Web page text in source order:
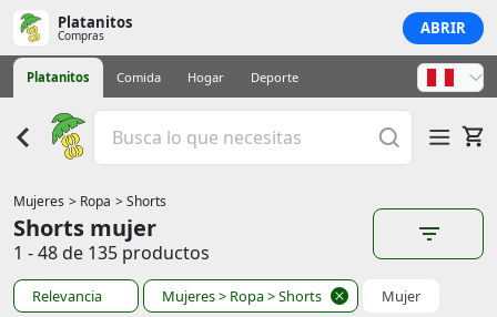
Platanitos
Compras ABRIR
Platanitos Comida Hogar Deporte
Mujeres > Ropa > Shorts
Shorts mujer
1 - 48 de 135 productos
Relevancia Mujeres> Ropa> Shorts Mujer